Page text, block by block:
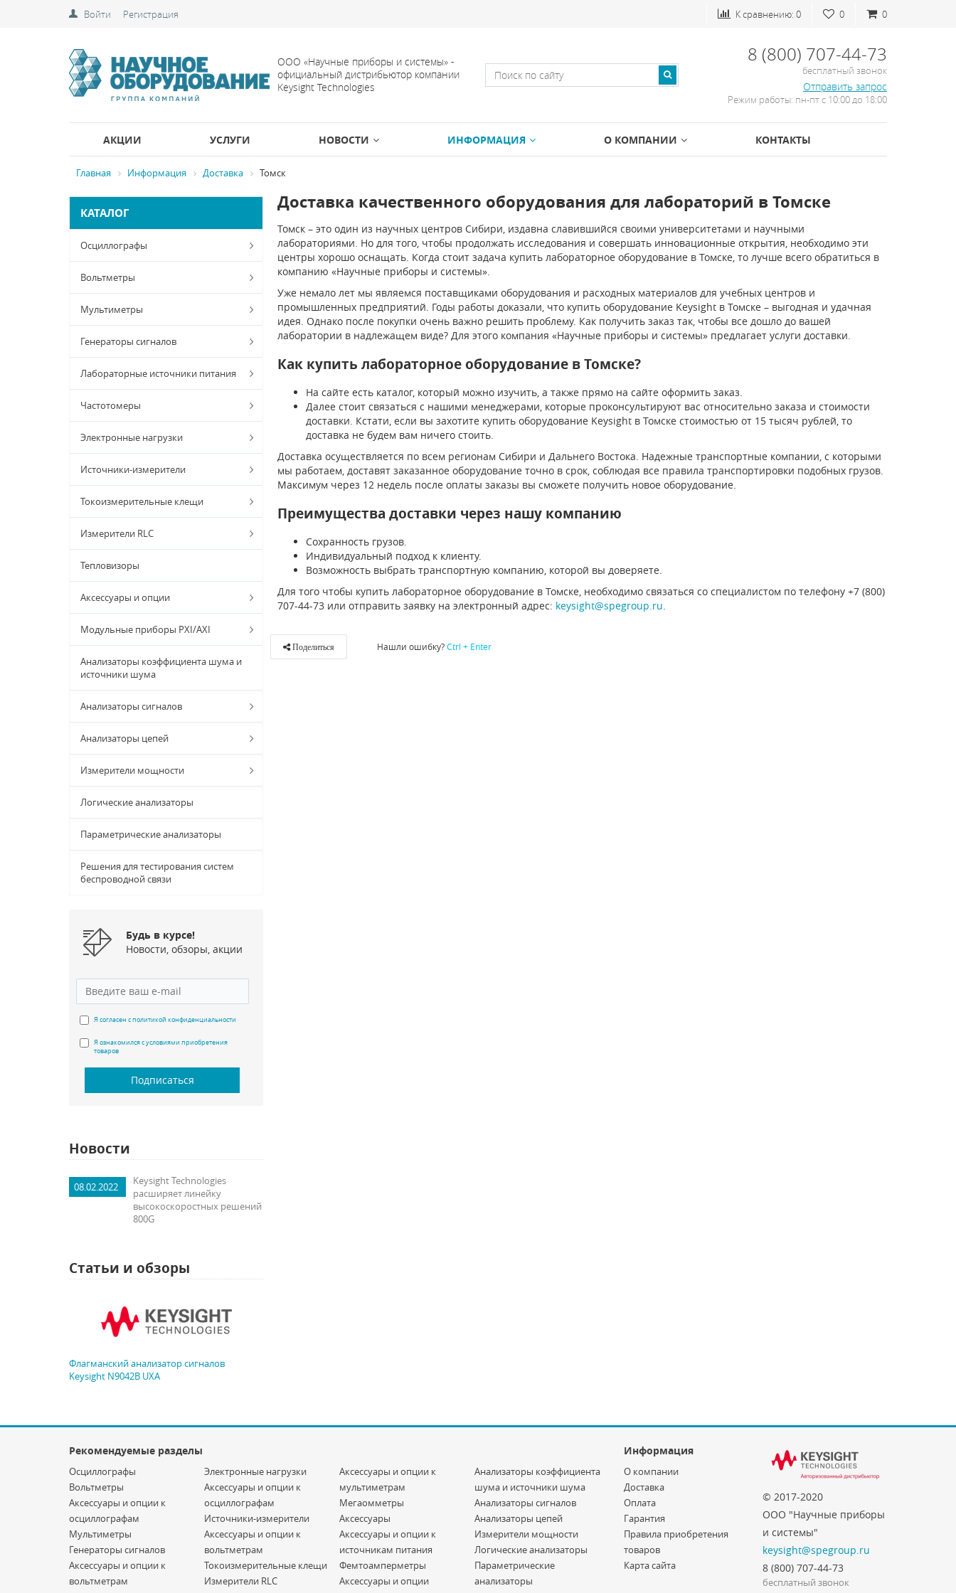
Войти Регистрация 0
0
К сравнению: 0
ООО «Научные приборы и системы» -
официальный дистрибьютор компании
Keysight Technologies
8 (800) 707-44-73
бесплатный звонок
Отправить запрос
Режим работы: пн-пт с 10:00 до 18:00
АКЦИИ УСЛУГИ НОВОСТИ ИНФОРМАЦИЯ О КОМПАНИИ КОНТАКТЫ
Главная Информация Доставка Томск
КАТАЛОГ
Осциллографы
Вольтметры
Мультиметры
Генераторы сигналов
Лабораторные источники питания
Частотомеры
Электронные нагрузки
Источники-измерители
Токоизмерительные клещи
Измерители RLC
Тепловизоры
Аксессуары и опции
Модульные приборы PXI/AXI
Анализаторы коэффициента шума и
источники шума
Анализаторы сигналов
Анализаторы цепей
Измерители мощности
Логические анализаторы
Параметрические анализаторы
Решения для тестирования систем
беспроводной связи
Будь в курсе!
Новости, обзоры, акции
Я согласен с политикой конфиденциальности
Я ознакомился с условиями приобретения
товаров
Подписаться
Новости
08.02.2022
Keysight Technologies
расширяет линейку
высокоскоростных решений
800G
Статьи и обзоры
Флагманский анализатор сигналов
Keysight N9042B UXA
Доставка качественного оборудования для лабораторий в Томске
Томск – это один из научных центров Сибири, издавна славившийся своими университетами и научными
лабораториями. Но для того, чтобы продолжать исследования и совершать инновационные открытия, необходимо эти
центры хорошо оснащать. Когда стоит задача купить лабораторное оборудование в Томске, то лучше всего обратиться в
компанию «Научные приборы и системы».
Уже немало лет мы являемся поставщиками оборудования и расходных материалов для учебных центров и
промышленных предприятий. Годы работы доказали, что купить оборудование Keysight в Томске – выгодная и удачная
идея. Однако после покупки очень важно решить проблему. Как получить заказ так, чтобы все дошло до вашей
лаборатории в надлежащем виде? Для этого компания «Научные приборы и системы» предлагает услуги доставки.
Как купить лабораторное оборудование в Томске?
На сайте есть каталог, который можно изучить, а также прямо на сайте оформить заказ.
Далее стоит связаться с нашими менеджерами, которые проконсультируют вас относительно заказа и стоимости
доставки. Кстати, если вы захотите купить оборудование Keysight в Томске стоимостью от 15 тысяч рублей, то
доставка не будем вам ничего стоить.
Доставка осуществляется по всем регионам Сибири и Дальнего Востока. Надежные транспортные компании, с которыми
мы работаем, доставят заказанное оборудование точно в срок, соблюдая все правила транспортировки подобных грузов.
Максимум через 12 недель после оплаты заказы вы сможете получить новое оборудование.
Преимущества доставки через нашу компанию
Сохранность грузов.
Индивидуальный подход к клиенту.
Возможность выбрать транспортную компанию, которой вы доверяете.
Для того чтобы купить лабораторное оборудование в Томске, необходимо связаться со специалистом по телефону +7 (800)
707-44-73 или отправить заявку на электронный адрес: keysight@spegroup.ru
Поделиться Нашли ошибку?Ctrl + Enter
Рекомендуемые разделы Информация
© 2017-2020
ООО "Научные приборы
и системы"
keysight@spegroup.ru
8 (800) 707-44-73
бесплатный звонок
Осциллографы
Вольтметры
Аксессуары и опции к
осциллографам
Мультиметры
Генераторы сигналов
Аксессуары и опции к
вольтметрам
Электронные нагрузки
Аксессуары и опции к
осциллографам
Источники-измерители
Аксессуары и опции к
вольтметрам
Токоизмерительные клещи
Измерители RLC
Аксессуары и опции к
мультиметрам
Мегаомметры
Аксессуары
Аксессуары и опции к
источникам питания
Фемтоамперметры
Аксессуары и опции
Анализаторы коэффициента
шума и источники шума
Анализаторы сигналов
Анализаторы цепей
Измерители мощности
Логические анализаторы
Параметрические
анализаторы
О компании
Доставка
Оплата
Гарантия
Правила приобретения
товаров
Карта сайта